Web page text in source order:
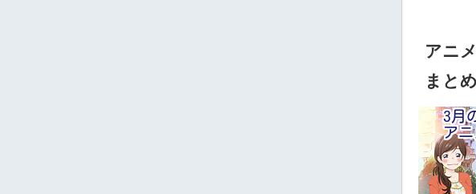
アニ
まとめ